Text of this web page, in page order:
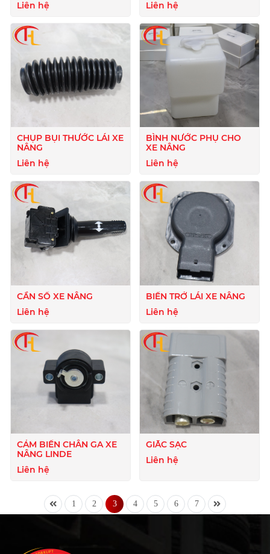
Liên hệ Liên hệ
CHỤP BỤI THƯỚC LÁI XE
NÂNG
Liên hệ
BÌNH NƯỚC PHỤ CHO
XE NÂNG
Liên hệ
CẦN SỐ XE NÂNG
Liên hệ
BIẾN TRỞ LÁI XE NÂNG
Liên hệ
CẢM BIẾN CHÂN GA XE
NÂNG LINDE
Liên hệ
GIẮC SẠC
Liên hệ
1 2 3 4 5 6 7